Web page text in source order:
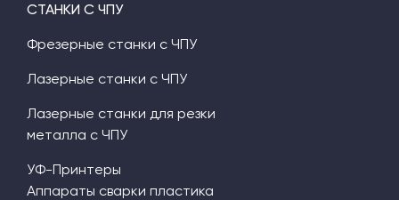
СТАНКИ С ЧПУ
Фрезерные станки с ЧПУ
Лазерные станки с ЧПУ
Лазерные станки для резки
металла с ЧПУ
УФ-Принтеры
Аппараты сварки пластика